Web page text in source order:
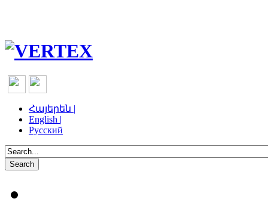
Հայերեն |
English |
Русский